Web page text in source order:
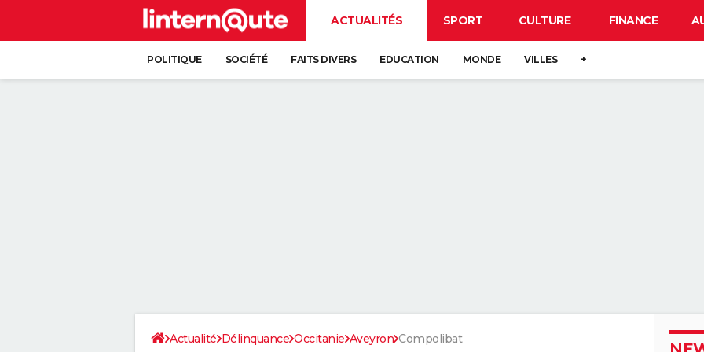
ACTUALITÉS SPORT CULTURE FINANCE
POLITIQUE SOCIÉTÉ FAITS DIVERS EDUCATION MONDE VILLES +
Actualité Délinquance Occitanie Aveyron Compolibat